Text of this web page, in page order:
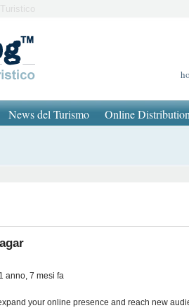
News del Turismo Online Distribution
anno, 7 mesi fa
your online presence and reach new